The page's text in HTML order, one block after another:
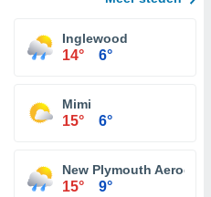
Inglewood
14° 6°
Mimi
15° 6°
New Plymouth
15° 9°